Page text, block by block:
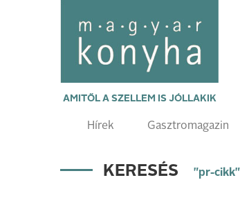
AMITŐL A SZELLEM IS JÓLLAKIK
Hírek Gasztromagazin
KERESÉS "pr-cikk"